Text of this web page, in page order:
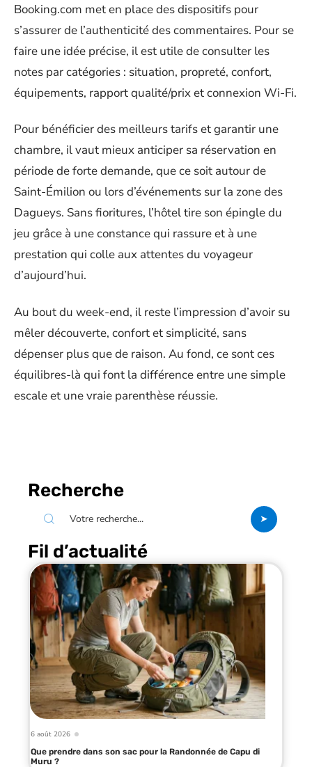
Booking.com met en place des dispositifs pour
s’assurer de l’authenticité des commentaires. Pour se
faire une idée précise, il est utile de consulter les
notes par catégories : situation, propreté, confort,
équipements, rapport qualité/prix et connexion Wi-Fi.
Pour bénéficier des meilleurs tarifs et garantir une
chambre, il vaut mieux anticiper sa réservation en
période de forte demande, que ce soit autour de
Saint-Émilion ou lors d’événements sur la zone des
Dagueys. Sans fioritures, l’hôtel tire son épingle du
jeu grâce à une constance qui rassure et à une
prestation qui colle aux attentes du voyageur
d’aujourd’hui.
Au bout du week-end, il reste l’impression d’avoir su
mêler découverte, confort et simplicité, sans
dépenser plus que de raison. Au fond, ce sont ces
équilibres-là qui font la différence entre une simple
escale et une vraie parenthèse réussie.
Recherche
Fil d’actualité
6 août 2026
Que prendre dans son sac pour la Randonnée de Capu di
Muru ?